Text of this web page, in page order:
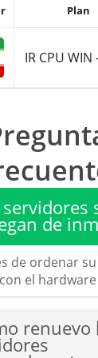
Plan
IR CPU WIN
servidores
de
de ordenar
el
renuevo